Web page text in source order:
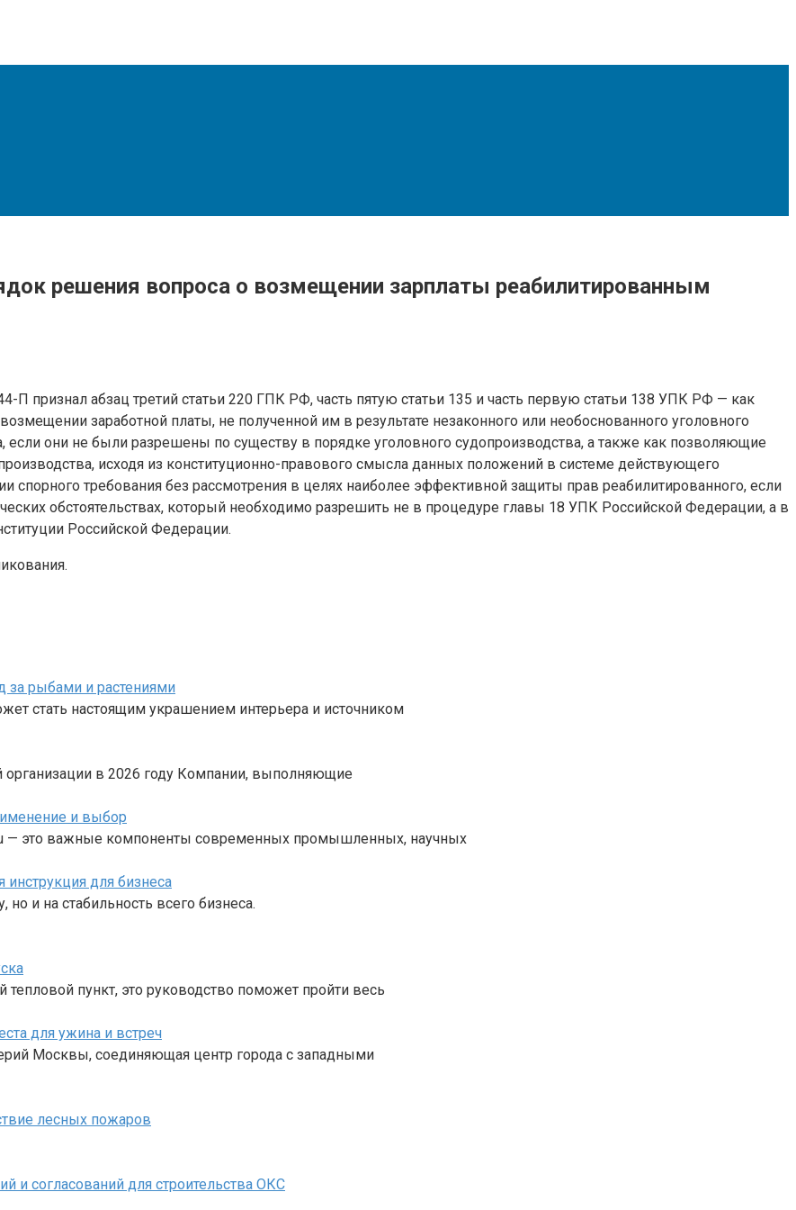
решения вопроса о возмещении зарплаты реабилитированным
П признал абзац третий статьи 220 ГПК РФ, часть пятую статьи 135 и часть первую статьи 138 УПК РФ — как
заработной платы, не полученной им в результате незаконного или необоснованного уголовного
если они не были разрешены по существу в порядке уголовного судопроизводства, а также как позволяющие
исходя из конституционно-правового смысла данных положений в системе действующего
спорного требования без рассмотрения в целях наиболее эффективной защиты прав реабилитированного, если
обстоятельствах, который необходимо разрешить не в процедуре главы 18 УПК Российской Федерации, а в
Российской Федерации.
за рыбами и растениями
стать настоящим украшением интерьера и источником
организации в 2026 году Компании, выполняющие
и выбор
— это важные компоненты современных промышленных, научных
для бизнеса
и на стабильность всего бизнеса.
пункт, это руководство поможет пройти весь
для ужина и встреч
Москвы, соединяющая центр города с западными
лесных пожаров
согласований для строительства ОКС